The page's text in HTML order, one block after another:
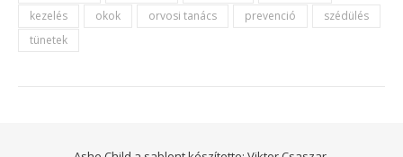
kezelés
okok orvosi tanács prevenció
szédülés
tünetek